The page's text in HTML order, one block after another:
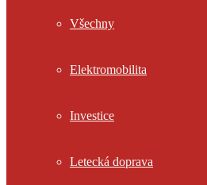
Všechny
Elektromobilita
Investice
Letecká doprava